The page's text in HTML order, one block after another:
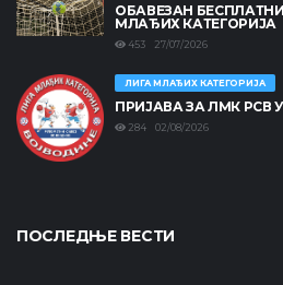
ОБАВЕЗАН
МЛАЂИХ КАТЕГОРИЈА
453 27/07/2026
ЛИГА МЛАЂИХ КАТЕГОРИЈА
ПРИЈАВА ЗА ЛМК РСВ
284 02/08/2026
ПОСЛЕДЊЕ ВЕСТИ